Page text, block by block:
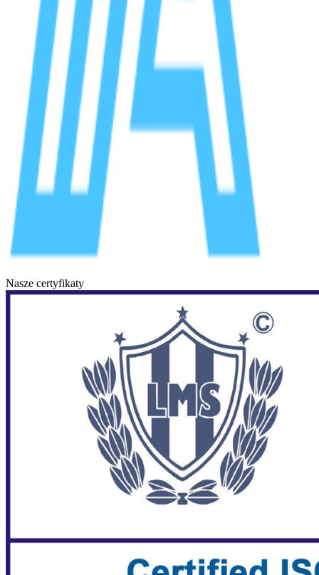
Nasze certyfikaty